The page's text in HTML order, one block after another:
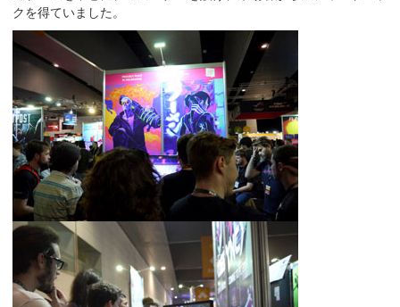
クを得ていました。